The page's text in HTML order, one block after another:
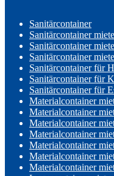
Sanitärcontainer
Sanitärcontainer
Sanitärcontainer
Sanitärcontainer
Sanitärcontainer für
Sanitärcontainer für
Sanitärcontainer für
Materialcontainer
Materialcontainer
Materialcontainer
Materialcontainer
Materialcontainer
Materialcontainer
Materialcontainer